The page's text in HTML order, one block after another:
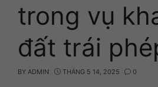
trong vụ
đất trái
BY ADMIN THÁNG 5 14, 2025 0